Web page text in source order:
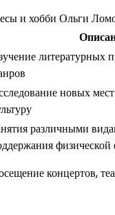
и хобби Ольги
литературных
новых
различными
концертов,